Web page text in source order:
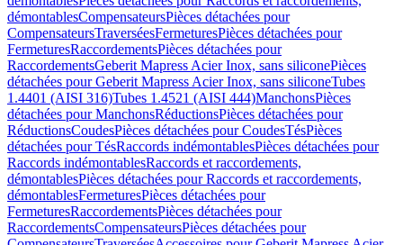
démontablesCompensateursPièces détachées pour
CompensateursTraverséesFermeturesPièces détachées pour
FermeturesRaccordementsPièces détachées pour
RaccordementsGeberit Mapress Acier Inox, sans siliconePièces
détachées pour Geberit Mapress Acier Inox, sans siliconeTubes
1.4401 (AISI 316)Tubes 1.4521 (AISI 444)ManchonsPièces
détachées pour ManchonsRéductionsPièces détachées pour
RéductionsCoudesPièces détachées pour CoudesTésPièces
détachées pour TésRaccords indémontablesPièces détachées pour
Raccords indémontablesRaccords et raccordements,
démontablesPièces détachées pour Raccords et raccordements,
démontablesFermeturesPièces détachées pour
FermeturesRaccordementsPièces détachées pour
RaccordementsCompensateursPièces détachées pour